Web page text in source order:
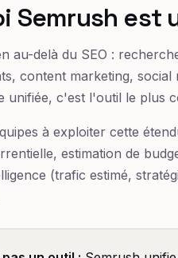
Semrush
au-delà du SEO :
content marketing, social
unifiée, c'est l'outil le plus
à exploiter cette
estimation de
(trafic estimé,